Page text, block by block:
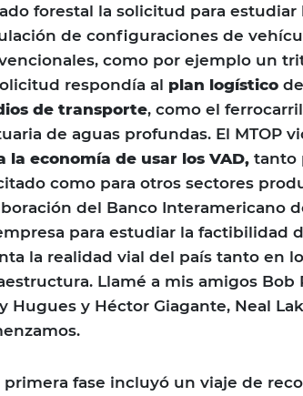
forestal la solicitud para
de configuraciones de
como por ejemplo un
respondía al plan logístico
de transporte, como el
de aguas profundas. El MTOP
la economía de usar los VAD, tanto
como para otros sectores
del Banco Interamericano
para estudiar la factibilidad
la realidad vial del país tanto en
Llamé a mis amigos Bob
Hugues y Héctor Giagante, Neal
primera fase incluyó un viaje de